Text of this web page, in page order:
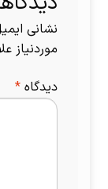
نشانی
موردنیاز
دیدگاه *